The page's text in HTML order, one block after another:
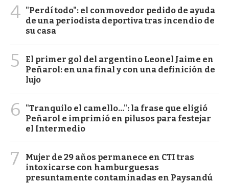
4 "Perdí todo": el conmovedor pedido de ayuda
de una periodista deportiva tras incendio de
su casa
5
El primer gol del argentino Leonel Jaime en
Peñarol: en una final y con una definición de
lujo
6
"Tranquilo el camello...": la frase que eligió
Peñarol e imprimió en pilusos para festejar
el Intermedio
7
Mujer de 29 años permanece en CTI tras
intoxicarse con hamburguesas
presuntamente contaminadas en Paysandú